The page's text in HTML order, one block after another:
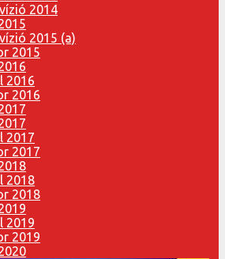
2014
2015 (a)
2015
2016
2016
2017
2017
2018
2018
2019
2019